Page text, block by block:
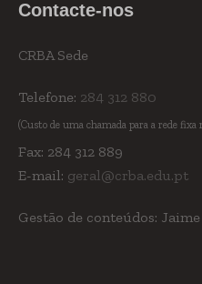
Contacte-nos
CRBA Sede
Telefone: 284 312 880
(Custo de uma chamada para a rede fixa
Fax: 284 312 889
E-mail: geral@crba.edu.pt
Gestão de conteúdos: